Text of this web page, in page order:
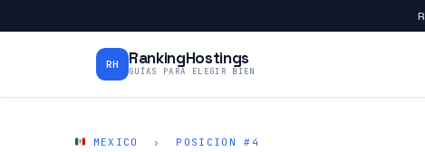
RH RankingHostings
GUÍAS PARA ELEGIR BIEN
MEXICO › POSICION #4